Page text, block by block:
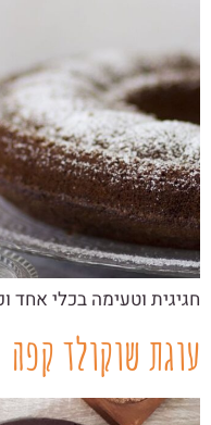
חגיגית וטעימה בכלי אחד
עוגת שוקולד קפה